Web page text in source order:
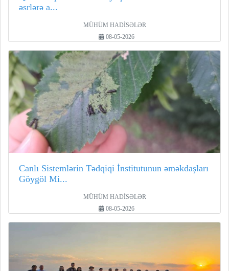
əsrlərə a...
MÜHÜM HADİSƏLƏR
08-05-2026
Canlı Sistemlərin Tədqiqi İnstitutunun əməkdaşları
Göygöl Mi...
MÜHÜM HADİSƏLƏR
08-05-2026